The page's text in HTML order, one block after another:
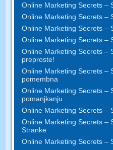
Online Marketing Secrets –
Online Marketing Secrets –
Online Marketing Secrets –
Online Marketing Secrets –
Online Marketing Secrets –
preproste!
Online Marketing Secrets –
pomembna
Online Marketing Secrets –
pomanjkanju
Online Marketing Secrets –
Online Marketing Secrets –
Stranke
Online Marketing Secrets –